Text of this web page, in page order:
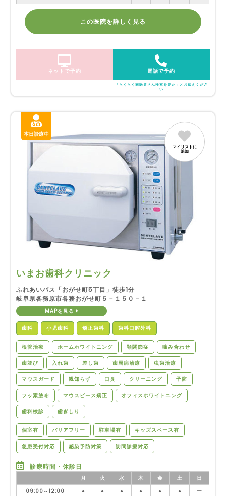
この医院を詳しく見る
ネットで予約 電話で予約
「らくらく歯医者さん検索を見た」とお伝えくださ
い
本日診療中
いまお歯科クリニック
マイリストに
追加
ふれあいバス「おがせ町5丁目」徒歩1分
岐阜県各務原市各務おがせ町５－１５０－１
MAPを見る
歯科 小児歯科 矯正歯科 歯科口腔外科
根管治療 ホームホワイトニング 顎関節症 噛み合わせ
歯並び 入れ歯 差し歯 歯周病治療 虫歯治療
マウスガード 親知らず 口臭 クリーニング 予防
フッ素塗布 マウスピース矯正 オフィスホワイトニング
歯科検診 歯ぎしり
個室有 バリアフリー 駐車場有 キッズスペース有
急患受付対応 感染予防対策 訪問診療対応
診療時間・休診日
月 火 水 木 金 土
日
09:00～12:00
● ● ● ● ● ●
ー